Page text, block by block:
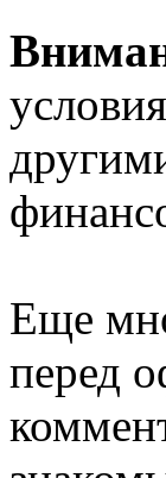
Еще
перед